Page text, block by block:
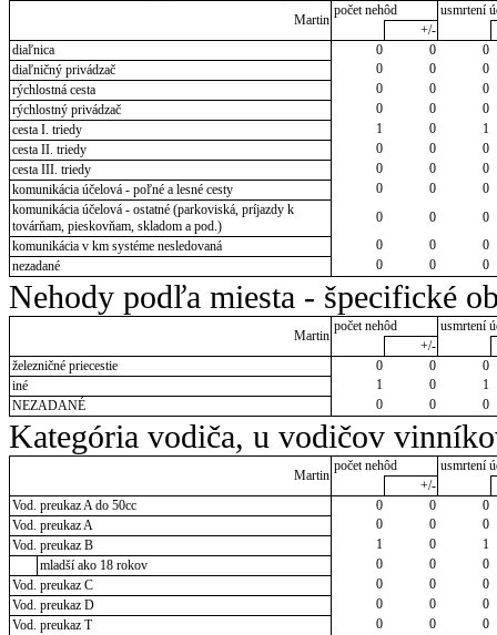
Martin
počet nehôd
usmrtení
+/-
diaľnica
0 0
0
diaľničný privádzač
0 0
0
rýchlostná cesta
0 0
0
rýchlostný privádzač
0 0
0
cesta I. triedy
1 0
1
cesta II. triedy
0 0
0
cesta III. triedy
0 0
0
komunikácia účelová - poľné a lesné cesty
0 0
0
komunikácia účelová - ostatné (parkoviská, príjazdy k
továrňam, pieskovňam, skladom a pod.)
0 0
0
komunikácia v km systéme nesledovaná
0 0
0
nezadané
0 0 0
Nehody podľa miesta - špecifické
Martin
počet nehôd
usmrtení
+/-
železničné priecestie
0 0
0
iné
1 0
1
NEZADANÉ
0 0 0
Kategória vodiča, u vodičov
Martin
počet nehôd
usmrtení
+/-
Vod. preukaz A do 50cc
0 0
0
Vod. preukaz A
0 0
0
Vod. preukaz B
1 0
1
mladší ako 18 rokov
0 0
0
Vod. preukaz C
0 0
0
Vod. preukaz D
0 0
0
Vod. preukaz T
0 0
0